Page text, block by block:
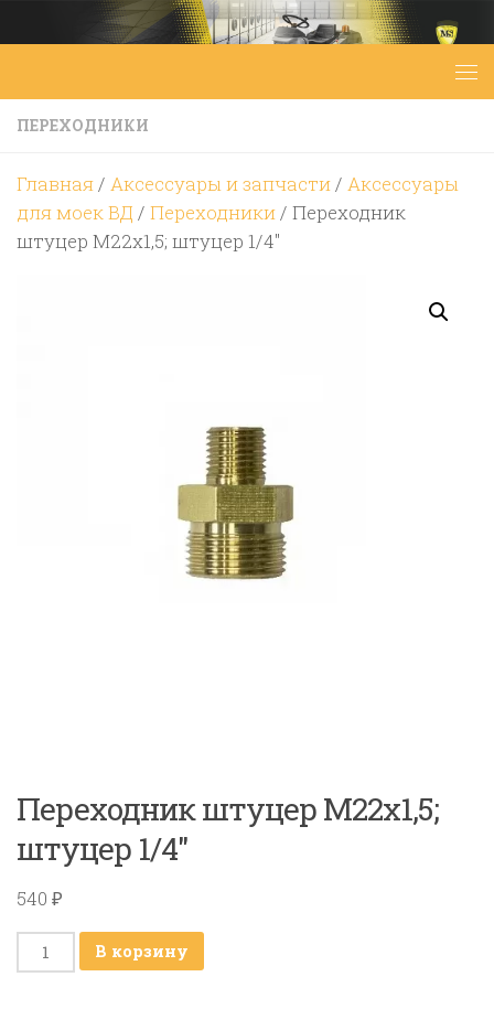
Перейти к содержимому
ПЕРЕХОДНИКИ
Главная/ Аксессуары и запчасти/ Аксессуары
для моек ВД / Переходники/ Переходник
штуцер M22х1,5; штуцер 1/4″
Переходник штуцер M22х1,5;
штуцер 1/4″
540 ₽
Количество
товара
В корзину